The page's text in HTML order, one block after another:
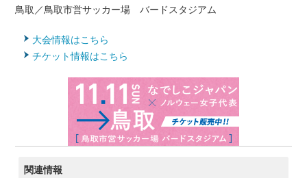
鳥取／鳥取市営サッカー場 バードスタジアム
大会情報はこちら
チケット情報はこちら
関連情報